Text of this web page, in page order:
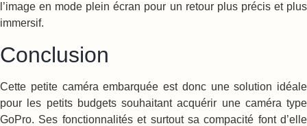
l’image en mode plein écran pour un retour plus précis et plus
immersif.
Conclusion
Cette petite caméra embarquée est donc une solution idéale
pour les petits budgets souhaitant acquérir une caméra type
GoPro. Ses fonctionnalités et surtout sa compacité font d’elle